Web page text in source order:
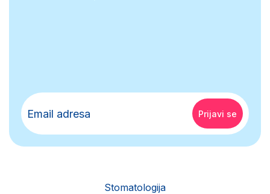
Stomatologija